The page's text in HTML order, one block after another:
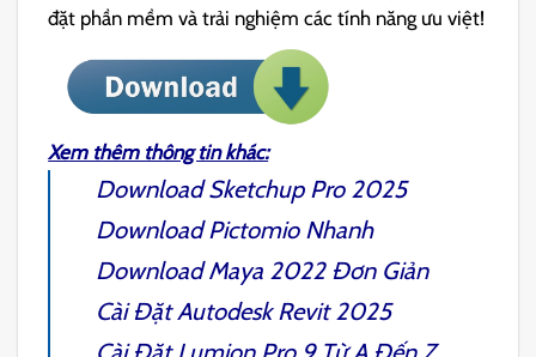
đặt phần mềm và trải nghiệm các tính năng ưu việt!
Xem thêm thông tin khác:
DownloadSketchup Pro 2025
DownloadPictomioNhanh
DownloadMaya 2022Đơn Giản
Cài ĐặtAutodesk Revit 2025